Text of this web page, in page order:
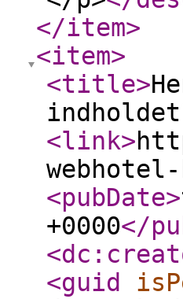
</item>
<item>
<title>
<link>
<pubDate>
+0000</
<guid